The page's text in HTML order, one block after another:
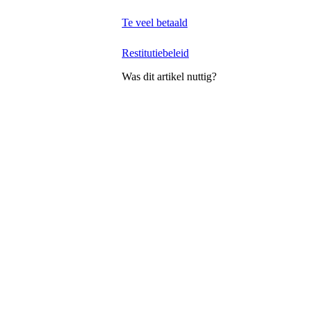
Te veel betaald
Restitutiebeleid
Was dit artikel nuttig?